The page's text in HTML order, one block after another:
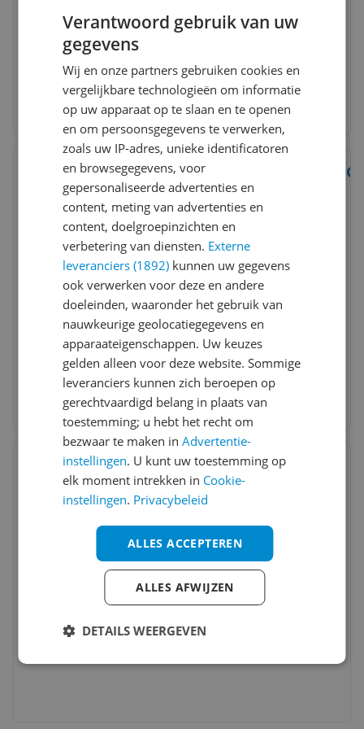
Vergelijken
Bekijk product
Vergelijken
Bekijk product
Verantwoord gebruik van uw
gegevens
Wij en onze partners gebruiken cookies en
vergelijkbare technologieën om informatie
op uw apparaat op te slaan en te openen
en om persoonsgegevens te verwerken,
zoals uw IP-adres, unieke identificatoren
en browsegegevens, voor
gepersonaliseerde advertenties en
content, meting van advertenties en
content, doelgroepinzichten en
verbetering van diensten. Externe
leveranciers (1892) kunnen uw gegevens
ook verwerken voor deze en andere
doeleinden, waaronder het gebruik van
nauwkeurige geolocatiegegevens en
apparaateigenschappen. Uw keuzes
gelden alleen voor deze website. Sommige
leveranciers kunnen zich beroepen op
gerechtvaardigd belang in plaats van
toestemming; u hebt het recht om
bezwaar te maken inAdvertentie-
instellingen. U kunt uw toestemming op
elk moment intrekken in Cookie-
instellingen. Privacybeleid
ALLES ACCEPTEREN
ALLES AFWIJZEN
DETAILS WEERGEVEN